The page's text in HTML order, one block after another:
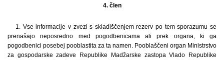
4. člen
1. Vse informacije v zvezi s skladiščenjem rezerv po tem sporazumu se
prenašajo neposredno med pogodbenicama ali prek organa, ki ga
pogodbenici posebej pooblastita za ta namen. Pooblaščeni organ Ministrstvo
za gospodarske zadeve Republike Madžarske zastopa Vlado Republike